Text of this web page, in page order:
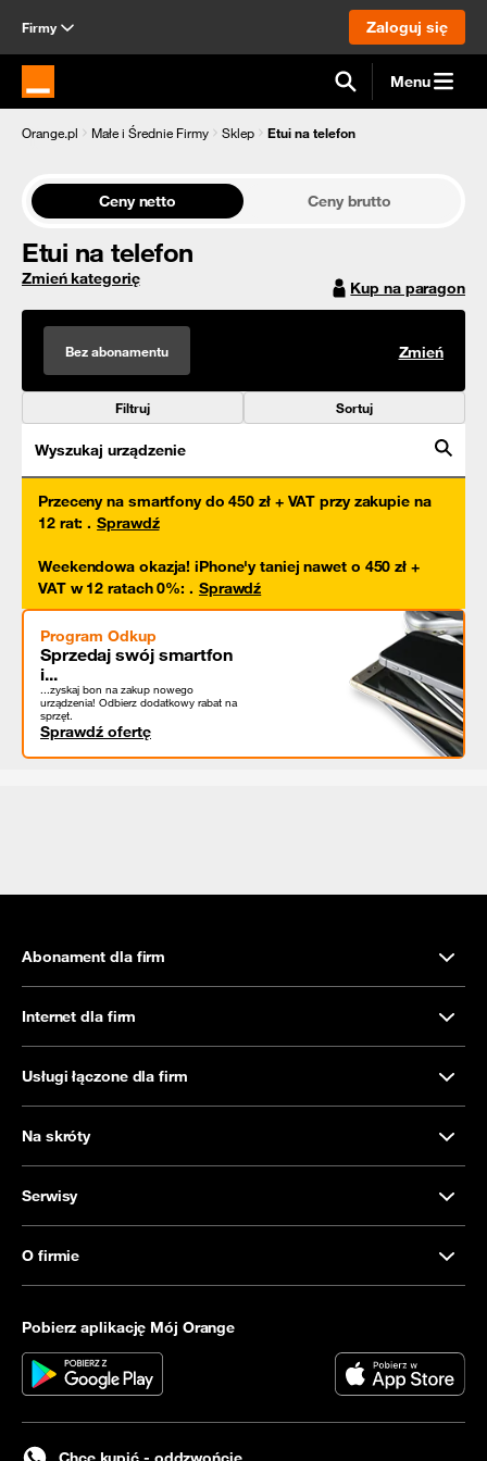
Firmy Zaloguj się
Strona główna Orange.pl Menu
Orange.pl Małe i Średnie Firmy Sklep Etui na telefon
Ceny netto Ceny brutto
Etui na telefon
Zmień kategorię Kup na paragon
Bez abonamentu Zmień
Filtruj Sortuj
Wyszukaj urządzenie
Przeceny na smartfony do 450 zł + VAT przy zakupie na
12 rat: . Sprawdź
Weekendowa okazja! iPhone'y taniej nawet o 450 zł +
VAT w 12 ratach 0%: . Sprawdź
Program Odkup
Sprzedaj swój smartfon
i...
...zyskaj bon na zakup nowego
urządzenia! Odbierz dodatkowy rabat na
sprzęt.
Sprawdź ofertę
Abonament dla firm
Internet dla firm
Usługi łączone dla firm
Na skróty
Serwisy
O firmie
Pobierz aplikację Mój Orange